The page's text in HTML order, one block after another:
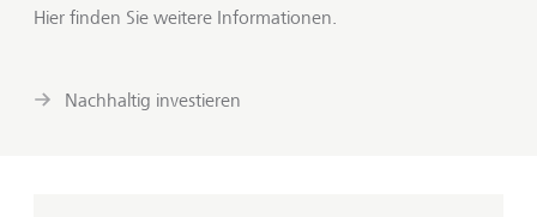
Hier finden Sie weitere Informationen.
Nachhaltig investieren